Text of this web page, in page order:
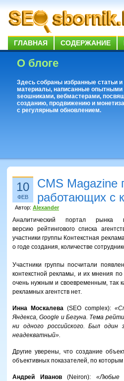
ГЛАВНАЯ СОДЕРЖАНИЕ
О блоге
Здесь собраны избранные статьи и
материалы, написанные опытными
seoшниками, вебмастерами,
созданию, продвижению и
с регулярным обновлением.
10
ФЕВ
CMS Magazine
работающих с
Автор: Alexander
Аналитический портал рынка
версию рейтингового списка
участники группы Контекстная
о годе создания, количестве
Участники группы посчитали
контекстной рекламы, и их мнения
очень нужным и своевременным, так
рекламных агентств нет.
Инна Москалева (SEO complex):
Яндекса, Google и Бегуна. Тема
ни одного российского. Был один
неадекватный».
Другие уверены, что создание
объективных показателей, по
Андрей Иванов(Neiron): «Любые